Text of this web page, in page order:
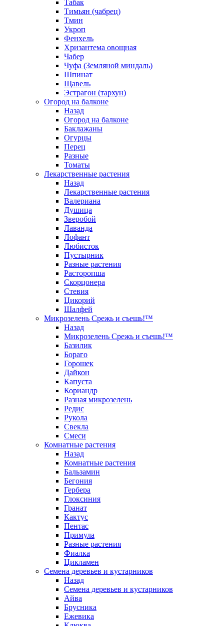
Табак
Тимьян (чабрец)
Тмин
Укроп
Фенхель
Хризантема овощная
Чабер
Чуфа (Земляной миндаль)
Шпинат
Щавель
Эстрагон (тархун)
Огород на балконе
Назад
Огород на балконе
Баклажаны
Огурцы
Перец
Разные
Томаты
Лекарственные растения
Назад
Лекарственные растения
Валериана
Душица
Зверобой
Лаванда
Лофант
Любисток
Пустырник
Разные растения
Расторопша
Скорцонера
Стевия
Цикорий
Шалфей
Микрозелень Срежь и съешь!™
Назад
Микрозелень Срежь и съешь!™
Базилик
Бораго
Горошек
Дайкон
Капуста
Кориандр
Разная микрозелень
Редис
Рукола
Свекла
Смеси
Комнатные растения
Назад
Комнатные растения
Бальзамин
Бегония
Гербера
Глоксиния
Гранат
Кактус
Пентас
Примула
Разные растения
Фиалка
Цикламен
Семена деревьев и кустарников
Назад
Семена деревьев и кустарников
Айва
Брусника
Ежевика